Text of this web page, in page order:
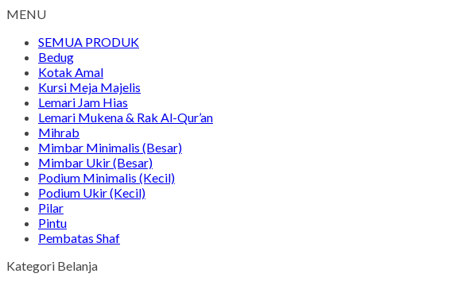
MENU
SEMUA PRODUK
Bedug
Kotak Amal
Kursi Meja Majelis
Lemari Jam Hias
Lemari Mukena & Rak Al-Qur’an
Mihrab
Mimbar Minimalis (Besar)
Mimbar Ukir (Besar)
Podium Minimalis (Kecil)
Podium Ukir (Kecil)
Pilar
Pintu
Pembatas Shaf
Kategori Belanja